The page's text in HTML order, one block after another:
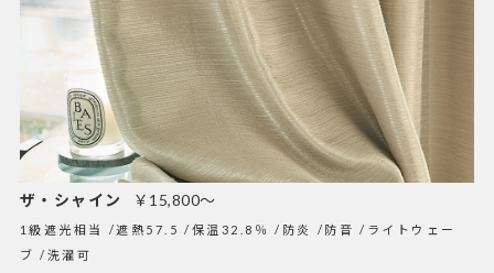
ザ・シャイン ￥15,800～
1級遮光相当 遮熱57.5 保温32.8％ 防炎 防音
ライトウェー
ブ
洗濯可